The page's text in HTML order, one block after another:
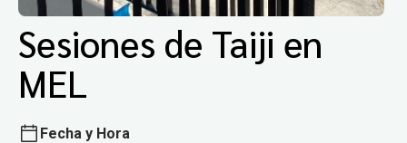
Sesiones de Taiji en
MEL
Fecha y Hora